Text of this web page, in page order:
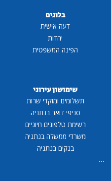
בלוגים
דעה אישית
יהדות
הפינה המשפטית
שימושון עירוני
תשלומים ומוקדי שרות
סניפי דואר בנתניה
רשימת טלפונים חיוניים
משרדי ממשלה בנתניה
בנקים בנתניה
...